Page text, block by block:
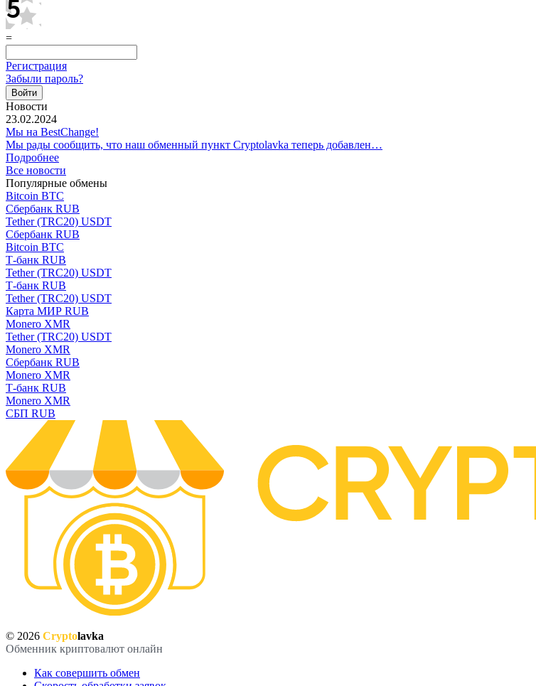
=
Регистрация
Забыли пароль?
Новости
23.02.2024
Мы на BestChange!
Мы рады сообщить, что наш обменный пункт Cryptolavka теперь добавлен…
Подробнее
Все новости
Популярные обмены
Bitcoin BTC
Сбербанк RUB
Tether (TRC20) USDT
Сбербанк RUB
Bitcoin BTC
Т-банк RUB
Tether (TRC20) USDT
Т-банк RUB
Tether (TRC20) USDT
Карта МИР RUB
Monero XMR
Tether (TRC20) USDT
Monero XMR
Сбербанк RUB
Monero XMR
Т-банк RUB
Monero XMR
СБП RUB
© 2026 Cryptolavka
Обменник криптовалют онлайн
Как совершить обмен